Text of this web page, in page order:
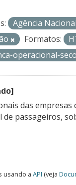
Agência
Formatos:
operacional-
das
passageiros,
usando a API (veja